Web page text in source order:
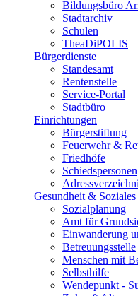
Bildungsbüro
Stadtarchiv
Schulen
TheaDiPOLIS
Bürgerdienste
Standesamt
Rentenstelle
Service-Portal
Stadtbüro
Einrichtungen
Bürgerstiftung
Feuerwehr &
Friedhöfe
Schiedspersonen
Gesundheit & Soziales
Sozialplanung
Amt für
Einwanderung
Betreuungsstelle
Menschen mit
Selbsthilfe
Wendepunkt -